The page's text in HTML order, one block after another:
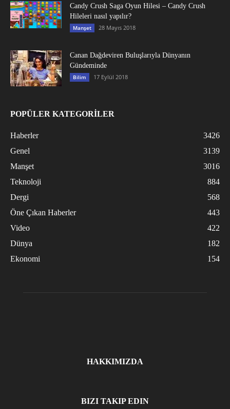
Candy Crush Saga Oyun Hilesi – Candy Crush
Hileleri nasıl yapılır?
Manşet 28 Mayıs 2018
Canan Dağdeviren Buluşlarıyla Dünyanın
Gündeminde
Bilim 17 Eylül 2018
POPÜLER KATEGORİLER
Haberler
3426
Genel
3139
Manşet
3016
Teknoloji
884
Dergi
568
Öne Çıkan Haberler
443
Video
422
Dünya
182
Ekonomi
154
HAKKIMIZDA
BIZI TAKIP EDIN